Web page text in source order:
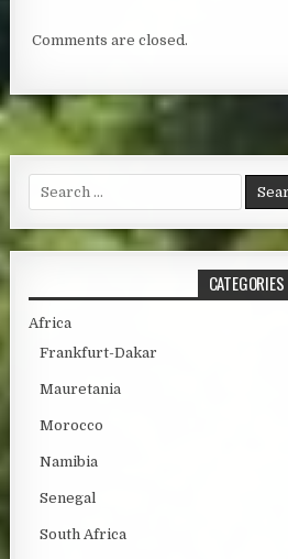
Comments are closed.
Search for:
CATEGORIES
Africa
Frankfurt-Dakar
Mauretania
Morocco
Namibia
Senegal
South Africa